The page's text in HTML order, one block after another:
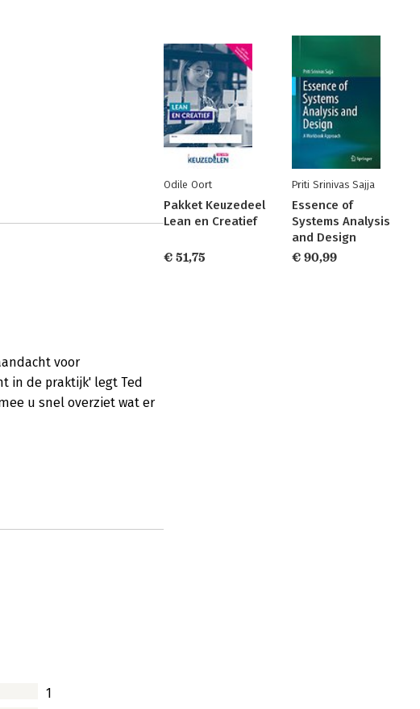
voor
in de praktijk' legt Ted
u snel overziet wat er
1
Odile Oort
Pakket Keuzedeel
Lean en Creatief
€ 51,75
Priti Srinivas Sajja
Essence of
Systems Analysis
and Design
€ 90,99